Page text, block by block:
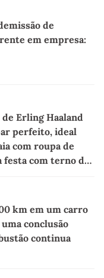
de
em empresa:
Erling Haaland
perfeito, ideal
com roupa de
festa com terno de
km em um carro
conclusão
continua